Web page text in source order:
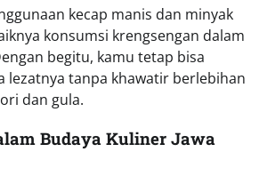
kecap manis dan minyak
konsumsi krengsengan dalam
begitu, kamu tetap bisa
lezatnya tanpa khawatir berlebihan
dan gula.
Budaya Kuliner Jawa